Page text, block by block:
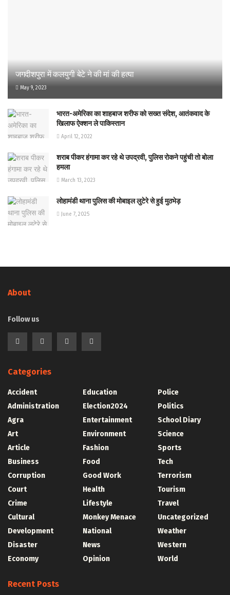
जगदीशपुरा में कलयुगी बेटे ने की मां की हत्या
May 9, 2023
भारत-अमेरिका का शाहबाज शरीफ को सख्त संदेश, आतंकवाद के
खिलाफ ऐक्शन ले पाकिस्तान
April 12, 2022
शराब पीकर हंगामा कर रहे थे उपद्रवी, पुलिस रोकने पहुंची तो बोला
हमला
March 13, 2023
लोहामंडी थाना पुलिस की मोबाइल लुटेरे से हुई मुठभेड़
June 7, 2025
About
Follow us
Categories
Accident
Administration
Agra
Art
Article
Business
Corruption
Court
Crime
Cultural
Development
Disaster
Economy
Education
Election2024
Entertainment
Environment
Fashion
Food
Good Work
Health
Lifestyle
Monkey Menace
National
News
Opinion
Police
Politics
School Diary
Science
Sports
Tech
Terrorism
Tourism
Travel
Uncategorized
Weather
Western
World
Recent Posts